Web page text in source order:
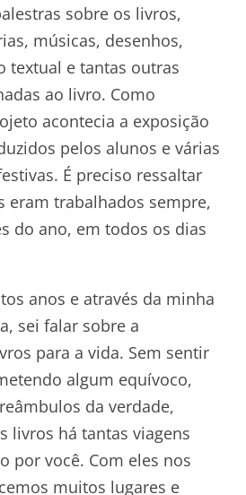
sobre os livros,
músicas, desenhos,
textual e tantas outras
ao livro. Como
acontecia a exposição
pelos alunos e várias
É preciso ressaltar
eram trabalhados sempre,
do ano, em todos os dias
anos e através da minha
sei falar sobre a
para a vida. Sem sentir
algum equívoco,
da verdade,
livros há tantas viagens
por você. Com eles nos
muitos lugares e